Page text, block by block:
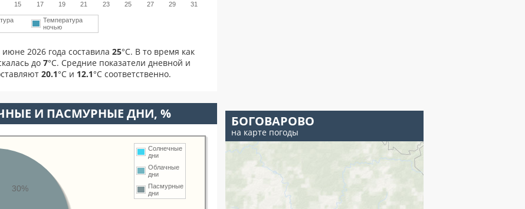
15 17 19 21 23 25 27 29 31
Температура
ночью
2026 года составила 25°С. В то время как
до 7°C. Средние показатели дневной и
20.1°С и 12.1°С соответственно.
И ПАСМУРНЫЕ ДНИ, %
Солнечные
дни
Облачные
дни
Пасмурные
дни
30%
БОГОВАРОВО
на карте погоды